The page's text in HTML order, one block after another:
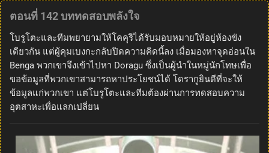
ตอนที่ 142 บททดสอบพลังใจ
โบรูโตะและทีมพยายามให้โคคุริได้รับมอบหมายให้อยู่ห้องขัง
เดียวกัน แต่ผู้คุมเบงกะกลับปิดความคิดนี้ลง เมื่อมองหาจุดอ่อนใน
Benga พวกเขาจึงเข้าไปหา Doragu ซึ่งเป็นผู้นำในหมู่นักโทษเพื่อ
ขอข้อมูลที่พวกเขาสามารถหาประโยชน์ได้ โดรากูยินดีที่จะให้
ข้อมูลแก่พวกเขา แต่โบรูโตะและทีมต้องผ่านการทดสอบความ
อุตสาหะเพื่อแลกเปลี่ยน